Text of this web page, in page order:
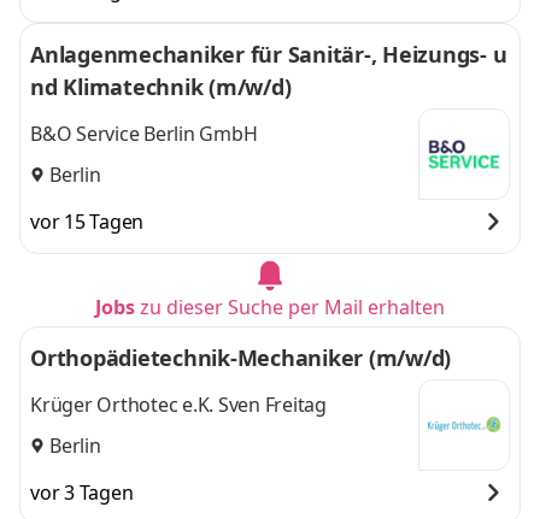
Anlagenmechaniker für Sanitär-, Heizungs- u
nd Klimatechnik (m/w/d)
B&O Service Berlin GmbH
Berlin
vor 15 Tagen
Jobszu dieser Suche per Mail erhalten
Orthopädietechnik-Mechaniker (m/w/d)
Krüger Orthotec e.K. Sven Freitag
Berlin
vor 3 Tagen